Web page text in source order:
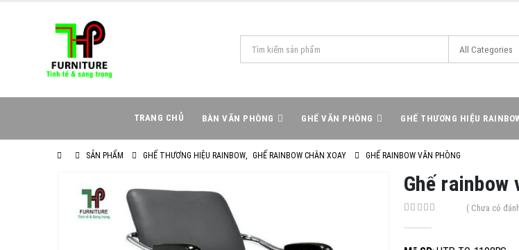
TRANG CHỦ BÀN VĂN PHÒNG GHẾ VĂN PHÒNG GHẾ THƯƠNG HIỆU
SẢN PHẨM GHẾ THƯƠNG HIỆU RAINBOW GHẾ RAINBOW CHÂN XOAY GHẾ RAINBOW VĂN PHÒNG
Ghế rainbow
( Chưa có